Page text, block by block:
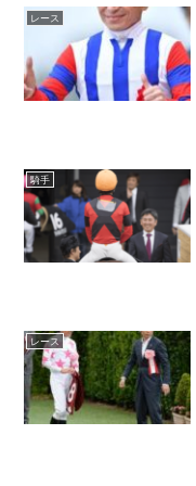
レース
騎手
レース